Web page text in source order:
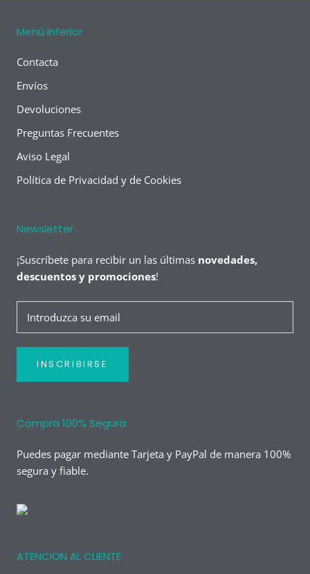
Menú inferior
Contacta
Envíos
Devoluciones
Preguntas Frecuentes
Aviso Legal
Política de Privacidad y de Cookies
Newsletter
¡Suscríbete para recibir un las últimas novedades,
descuentos y promociones!
INSCRIBIRSE
Compra 100% Segura
Puedes pagar mediante Tarjeta y PayPal de manera 100%
segura y fiable.
ATENCION AL CLIENTE